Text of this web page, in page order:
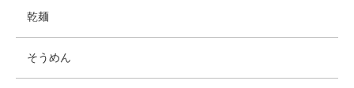
乾麺
そうめん